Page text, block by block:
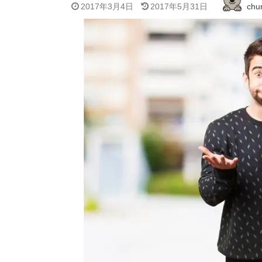
2017年3月4日 2017年5月31日